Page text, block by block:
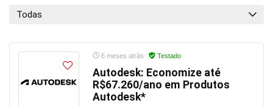
Todas
6 meses atrás Testado
Autodesk: Economize até
R$67.260/ano em Produtos
Autodesk*